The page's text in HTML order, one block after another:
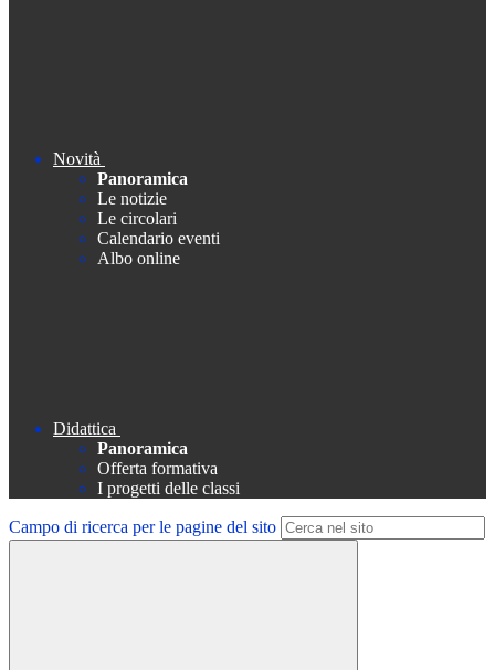
Novità
Panoramica
Le notizie
Le circolari
Calendario eventi
Albo online
Didattica
Panoramica
Offerta formativa
I progetti delle classi
Campo di ricerca per le pagine del sito